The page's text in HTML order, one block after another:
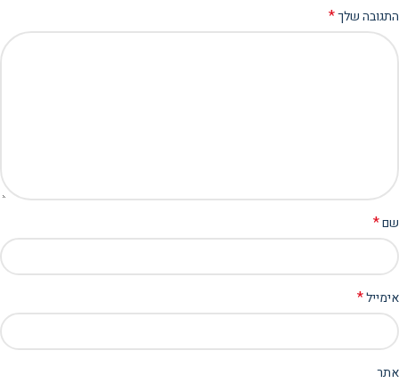
התגובה שלך*
שם*
אימייל*
אתר